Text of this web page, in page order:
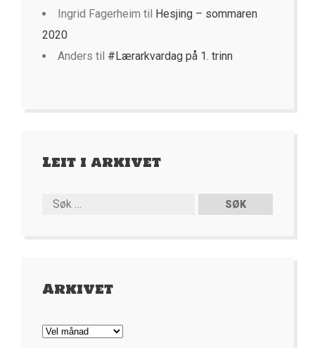
Ingrid Fagerheim til Hesjing – sommaren
2020
Anders til #Lærarkvardag på 1. trinn
Leit i arkivet
Arkivet
Arkivet